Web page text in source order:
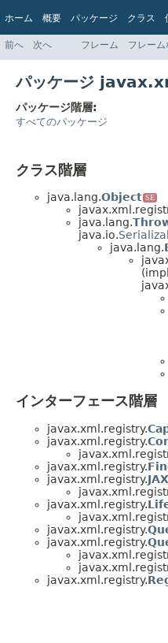
ホーム 概要 パッケージ クラス
インデックス
ヘルプ
前へ 次へ フレーム フレーム
パッケージ
パッケージ階層:
すべてのパッケージ
クラス階層
java.lang.Object SE
java.lang.
java.io.
java.lang.
インターフェース階層
javax.xml.registry.
javax.xml.registry.
javax.xml.registry.
javax.xml.registry.
javax.xml.registry.
javax.xml.registry.
javax.xml.registry.
javax.xml.registry.